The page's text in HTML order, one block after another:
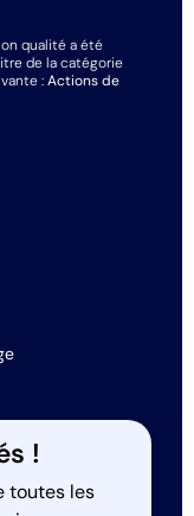
qualité a été
de la catégorie
:Actions de
!
toutes les